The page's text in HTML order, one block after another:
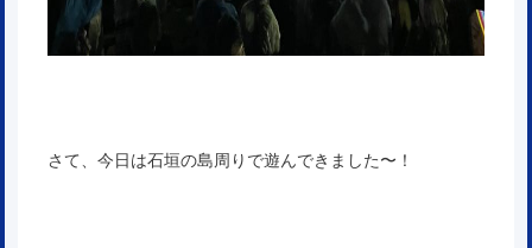
さて、今日は石垣の島周りで遊んできました〜！